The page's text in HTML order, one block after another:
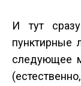
И тут
пунктирные
следующее